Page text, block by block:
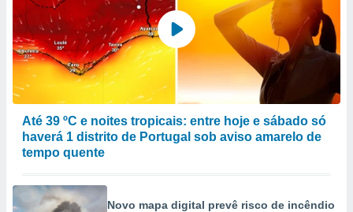
Até 39 ºC e noites tropicais: entre hoje e sábado só
haverá 1 distrito de Portugal sob aviso amarelo de
tempo quente
Novo mapa digital prevê risco de incêndio